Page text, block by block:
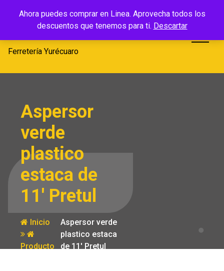
Ahora puedes comprar en Linea. Aprovecha todos los
descuentos que tenemos para ti. Descartar
Ferretería
Yurécuaro
Ferretería Yurécuaro
Aspersor
verde
plastico
estaca de
11′ Pretul
Inicio
Producto
Aspersor verde
plastico estaca
de 11′ Pretul